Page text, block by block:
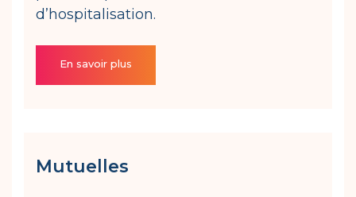
d’hospitalisation.
En savoir plus
Mutuelles